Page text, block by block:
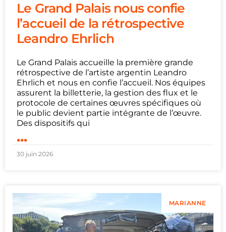
Le Grand Palais nous confie
l’accueil de la rétrospective
Leandro Ehrlich
Le Grand Palais accueille la première grande
rétrospective de l’artiste argentin Leandro
Ehrlich et nous en confie l’accueil. Nos équipes
assurent la billetterie, la gestion des flux et le
protocole de certaines œuvres spécifiques où
le public devient partie intégrante de l’œuvre.
Des dispositifs qui
...
30 juin 2026
MARIANNE